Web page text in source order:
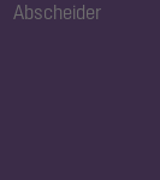
Abscheider